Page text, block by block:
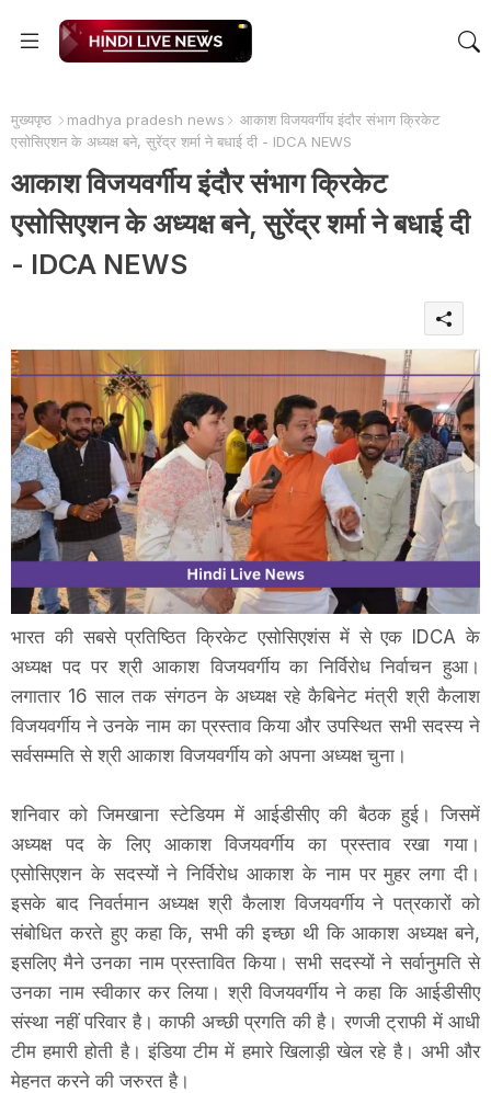
मुख्यपृष्ठ madhya pradesh news
आकाश विजयवर्गीय इंदौर संभाग क्रिकेट
एसोसिएशन के अध्यक्ष बने, सुरेंद्र शर्मा ने बधाई दी - IDCA NEWS
आकाश विजयवर्गीय इंदौर संभाग क्रिकेट
एसोसिएशन के अध्यक्ष बने, सुरेंद्र शर्मा ने बधाई दी
- IDCA NEWS
भारत की सबसे प्रतिष्ठित क्रिकेट एसोसिएशंस में से एक IDCA के
अध्यक्ष पद पर श्री आकाश विजयवर्गीय का निर्विरोध निर्वाचन हुआ।
लगातार 16 साल तक संगठन के अध्यक्ष रहे कैबिनेट मंत्री श्री कैलाश
विजयवर्गीय ने उनके नाम का प्रस्ताव किया और उपस्थित सभी सदस्य ने
सर्वसम्मति से श्री आकाश विजयवर्गीय को अपना अध्यक्ष चुना।
शनिवार को जिमखाना स्टेडियम में आईडीसीए की बैठक हुई। जिसमें
अध्यक्ष पद के लिए आकाश विजयवर्गीय का प्रस्ताव रखा गया।
एसोसिएशन के सदस्यों ने निर्विरोध आकाश के नाम पर मुहर लगा दी।
इसके बाद निवर्तमान अध्यक्ष श्री कैलाश विजयवर्गीय ने पत्रकारों को
संबोधित करते हुए कहा कि, सभी की इच्छा थी कि आकाश अध्यक्ष बने,
इसलिए मैने उनका नाम प्रस्तावित किया। सभी सदस्यों ने सर्वानुमति से
उनका नाम स्वीकार कर लिया। श्री विजयवर्गीय ने कहा कि आईडीसीए
संस्था नहीं परिवार है। काफी अच्छी प्रगति की है। रणजी ट्राफी में आधी
टीम हमारी होती है। इंडिया टीम में हमारे खिलाड़ी खेल रहे है। अभी और
मेहनत करने की जरुरत है।